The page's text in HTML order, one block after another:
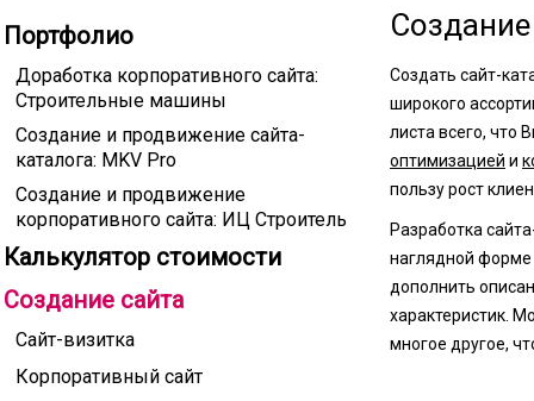
Портфолио
Доработка корпоративного сайта:
Строительные машины
Создание и продвижение сайта-
каталога: MKV Pro
Создание и продвижение
корпоративного сайта: ИЦ Строитель
Калькулятор стоимости
Создание сайта
Сайт-визитка
Корпоративный сайт
Создать сайт-
широкого
листа всего, что
оптимизацией и
пользу рост
Разработка
наглядной форме
дополнить
характеристик.
многое другое,
Подтверждаю ознакомление с Политикой